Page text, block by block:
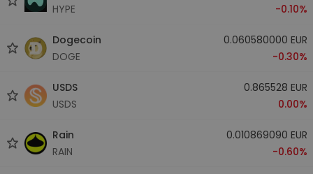
HYPE
-0.10%
Dogecoin
DOGE
0.060580000 EUR
-0.30%
USDS
USDS
0.865528 EUR
0.00%
Rain
RAIN
0.010869090 EUR
-0.60%